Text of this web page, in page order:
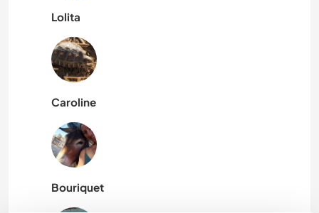
Lolita
Caroline
Bouriquet